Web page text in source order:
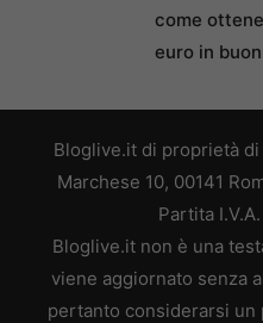
come
euro in
Bloglive.it di proprietà di
Marchese 10, 00141
Partita
Bloglive.it non è una
viene aggiornato senza
pertanto considerarsi